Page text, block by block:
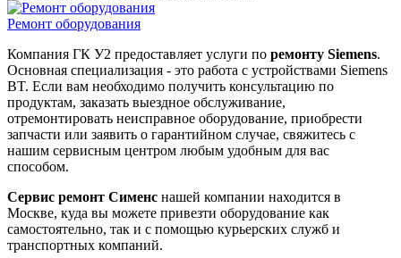
Ремонт оборудования
Компания ГК У2 предоставляет услуги по ремонту Siemens.
Основная специализация - это работа с устройствами Siemens
BT. Если вам необходимо получить консультацию по
продуктам, заказать выездное обслуживание,
отремонтировать неисправное оборудование, приобрести
запчасти или заявить о гарантийном случае, свяжитесь с
нашим сервисным центром любым удобным для вас
способом.
Сервис ремонт Сименс нашей компании находится в
Москве, куда вы можете привезти оборудование как
самостоятельно, так и с помощью курьерских служб и
транспортных компаний.